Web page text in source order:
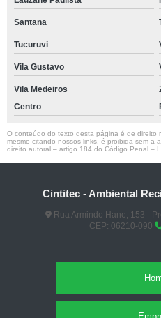
Santana
Tucuruvi
Vila Gustavo
Vila Medeiros
Centro
O conteúdo do texto desta página é de direito
mesmo citando nossos links, é proibida sem a
direito autoral – artigo 184 do Código Penal –
Cintitec - Ambiental
Rua Armindo Hane, 153 -
CEP: 06210-090